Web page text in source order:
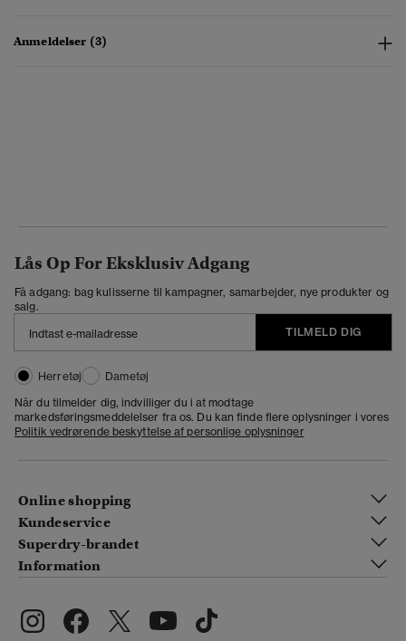
Anmeldelser (3)
Lås Op For Eksklusiv Adgang
Få adgang: bag kulisserne til kampagner, samarbejder, nye produkter og
salg.
TILMELD DIG
Herretøj
Dametøj
Når du tilmelder dig, indvilliger du i at modtage
markedsføringsmeddelelser fra os. Du kan finde flere oplysninger i vores
Politik vedrørende beskyttelse af personlige oplysninger
Online shopping
Kundeservice
Superdry-brandet
Information